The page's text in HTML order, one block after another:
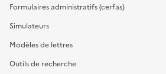
Formulaires administratifs (cerfas)
Simulateurs
Modèles de lettres
Outils de recherche